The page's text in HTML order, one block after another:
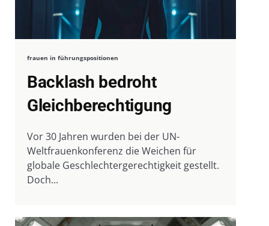
frauen in führungspositionen
Backlash bedroht
Gleichberechtigung
Vor 30 Jahren wurden bei der UN-
Weltfrauenkonferenz die Weichen für
globale Geschlechtergerechtigkeit gestellt.
Doch...